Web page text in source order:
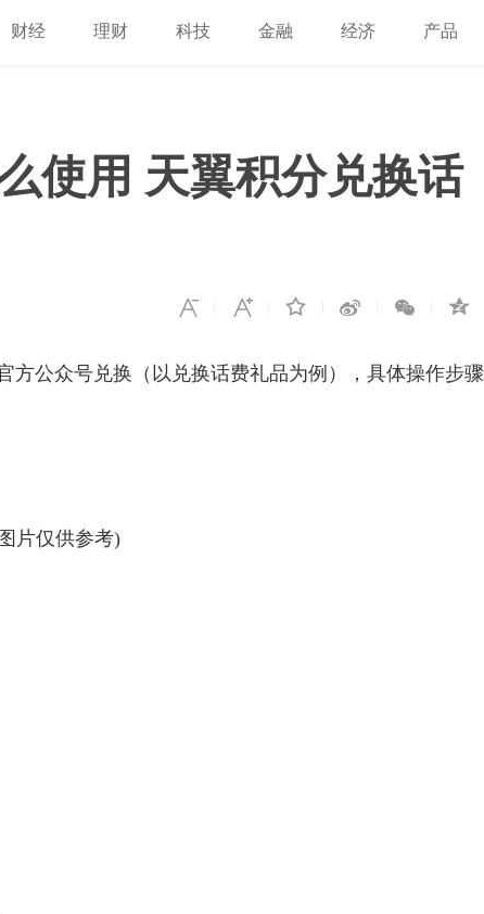
财经 理财 科技 金融 经济 产品
使用 天翼积分兑换话
方公众号兑换（以兑换话费礼品为例），具体操作步骤
片仅供参考)